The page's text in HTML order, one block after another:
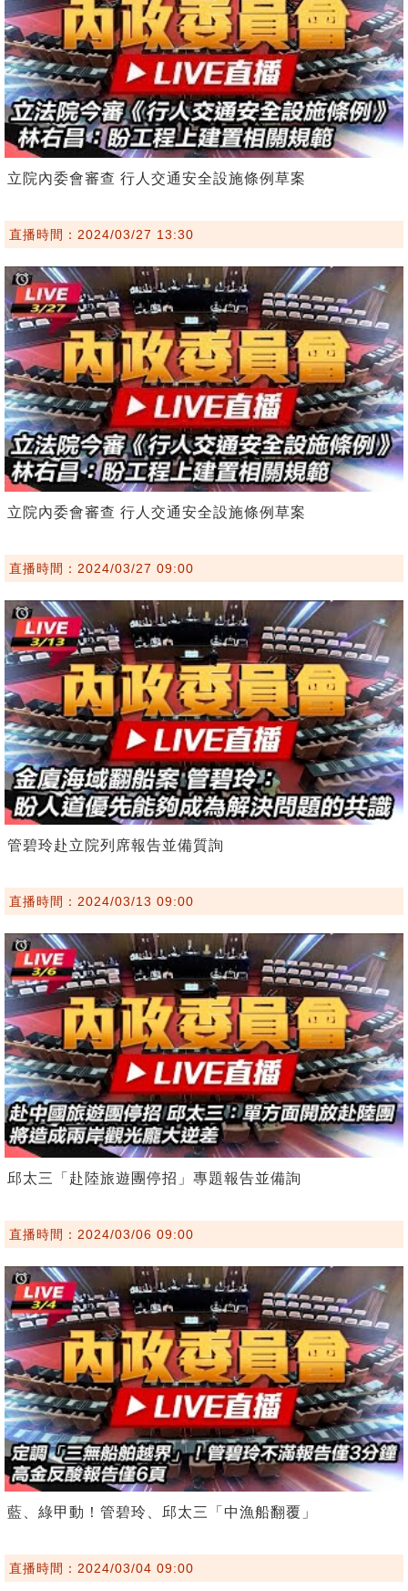
立院內委會審查 行人交通安全設施條例草案
直播時間：2024/03/27 13:30
立院內委會審查 行人交通安全設施條例草案
直播時間：2024/03/27 09:00
管碧玲赴立院列席報告並備質詢
直播時間：2024/03/13 09:00
邱太三「赴陸旅遊團停招」專題報告並備詢
直播時間：2024/03/06 09:00
藍、綠甲動！管碧玲、邱太三「中漁船翻覆」
直播時間：2024/03/04 09:00